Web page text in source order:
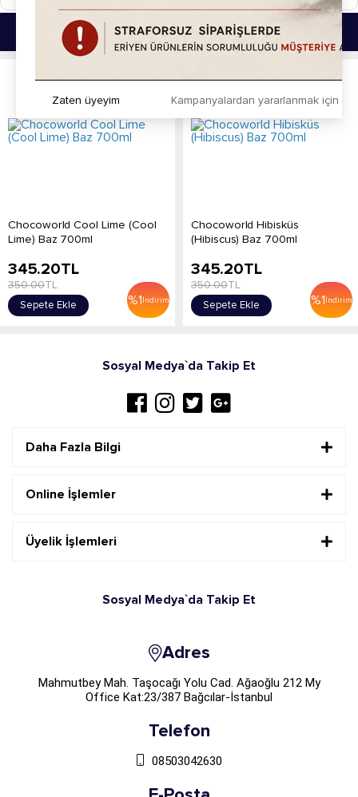
Bu Ürünlerde İlginizi Çekebilir.
Chocoworld Cool Lime (Cool
Lime) Baz 700ml
%1İndirim
345.20TL
350.00TL
Sepete Ekle
Chocoworld Hibisküs
(Hibiscus) Baz 700ml
%1İndirim
345.20TL
350.00TL
Sepete Ekle
Sosyal Medya`da Takip Et
Daha Fazla Bilgi
Online İşlemler
Üyelik İşlemleri
Sosyal Medya`da Takip Et
Adres
Mahmutbey Mah. Taşocağı Yolu Cad. Ağaoğlu 212 My
Office Kat:23/387 Bağcılar-İstanbul
Telefon
08503042630
Kampanyalardan yararlanmak için
Zaten üyeyim